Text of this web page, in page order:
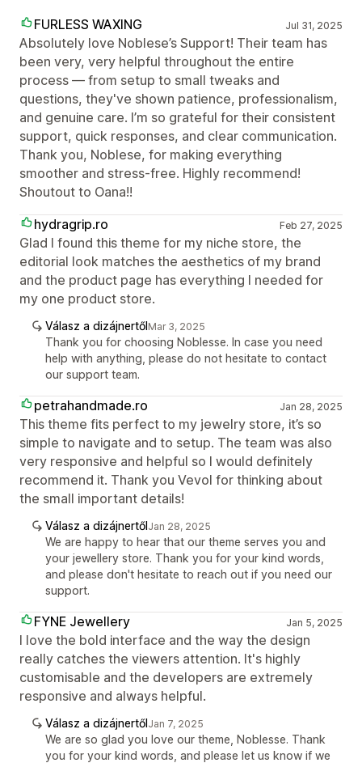
FURLESS WAXING Jul 31, 2025
Absolutely love Noblese’s Support! Their team has
been very, very helpful throughout the entire
process — from setup to small tweaks and
questions, they've shown patience, professionalism,
and genuine care. I’m so grateful for their consistent
support, quick responses, and clear communication.
Thank you, Noblese, for making everything
smoother and stress-free. Highly recommend!
Shoutout to Oana!!
hydragrip.ro
Feb 27, 2025
Glad I found this theme for my niche store, the
editorial look matches the aesthetics of my brand
and the product page has everything I needed for
my one product store.
Válasz a dizájnertőlMar 3, 2025
Thank you for choosing Noblesse. In case you need
help with anything, please do not hesitate to contact
our support team.
petrahandmade.ro Jan 28, 2025
This theme fits perfect to my jewelry store, it’s so
simple to navigate and to setup. The team was also
very responsive and helpful so I would definitely
recommend it. Thank you Vevol for thinking about
the small important details!
Válasz a dizájnertőlJan 28, 2025
We are happy to hear that our theme serves you and
your jewellery store. Thank you for your kind words,
and please don't hesitate to reach out if you need our
support.
FYNE Jewellery Jan 5, 2025
I love the bold interface and the way the design
really catches the viewers attention. It's highly
customisable and the developers are extremely
responsive and always helpful.
Válasz a dizájnertőlJan 7, 2025
We are so glad you love our theme, Noblesse. Thank
you for your kind words, and please let us know if we